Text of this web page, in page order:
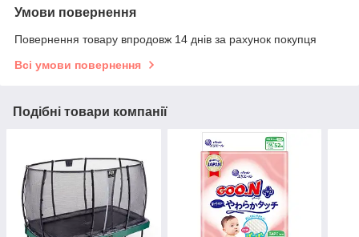
Умови повернення
Повернення товару впродовж 14 днів за рахунок покупця
Всі умови повернення
Подібні товари компанії